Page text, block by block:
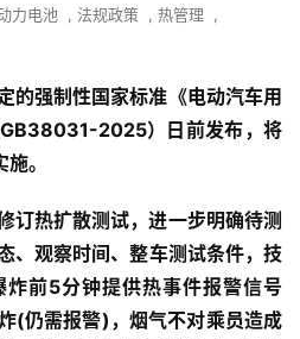
力电池 , 法规政策 , 热管理
,
的强制性国家标准《电动汽车用
2025）日前发布，将
。
订热扩散测试，进一步明确待测
、观察时间、整车测试条件， 技
前5分钟提供热事件报警信号
(仍需报警)，烟气不对乘员造成